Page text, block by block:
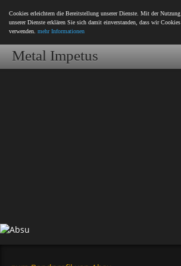
Cookies erleichtern die Bereitstellung unserer Dienste. Mit der Nutzung
unserer Dienste erklären Sie sich damit einverstanden, dass wir Cookies
verwenden. mehr Informationen
Metal Impetus